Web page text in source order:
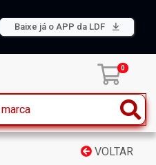
Baixe já o APP da LDF
0
VOLTAR